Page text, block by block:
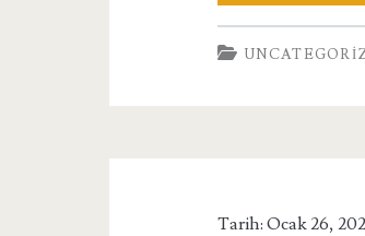
Tarih: Ocak 26,